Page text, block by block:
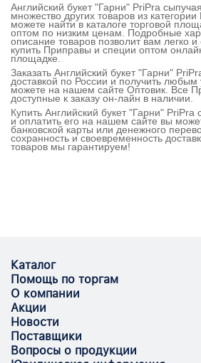
Английский букет "Гарни" PriPra
множество других товаров из
можете найти в каталоге торговой
оптом по низким ценам. Подробные
описание товаров позволит вам легко и
купить Приправы и специи оптом
площадке.
Заказать Английский букет "Гарни"
доставкой по России и получить
можете на нашем сайте Оптовик. Все
доступные к заказу он-лайн в наличии.
Купить Английский букет "Гарни"
и оплатить его на нашем сайте вы
банковской карты или денежного
сохранность и своевременность
товаров мы гарантируем!
Каталог
Помощь по торгам
О компании
Акции
Новости
Поставщики
Вопросы о продукции